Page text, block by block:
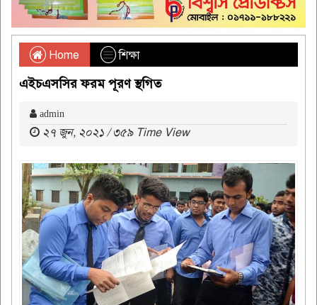
Home শিক্ষা
এইচএসসির ফরম পূরণ স্থগিত
admin
২৭ জুন, ২০২১ / ৩৫৯ Time View